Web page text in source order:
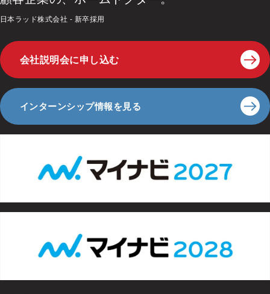
日本ラッド株式会社 - 新卒採用
インターンシップ情報を見る
会社説明会に申し込む